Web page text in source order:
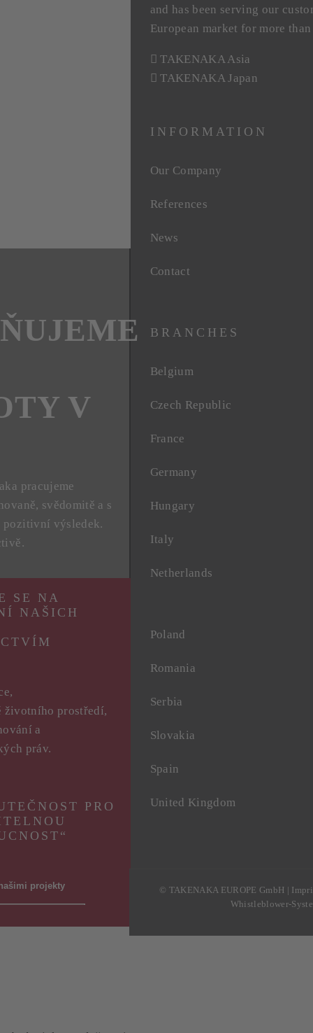
V
pracujeme
svědomitě a s
pozitivní výsledek.
SE NA
NAŠICH
životního prostředí,
a
práv.
PRO
projekty
and has been serving our
European market for more
TAKENAKA Asia
TAKENAKA Japan
INFORMATION
Our Company
References
News
Contact
BRANCHES
Belgium
Czech Republic
France
Germany
Hungary
Italy
Netherlands
Poland
Romania
Serbia
Slovakia
Spain
United Kingdom
© TAKENAKA EUROPE GmbH |
Whistleblower-